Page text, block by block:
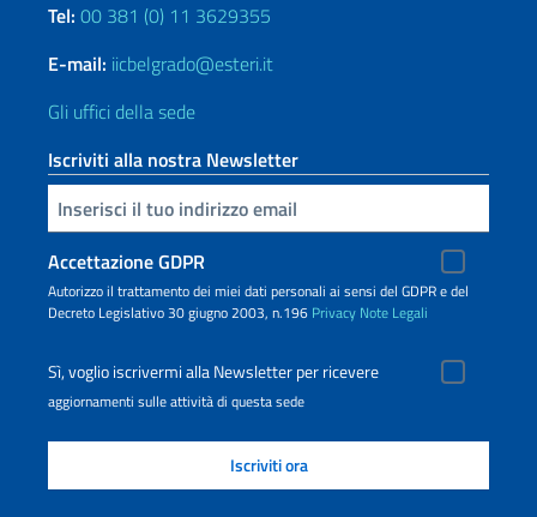
Tel: 00 381 (0) 11 3629355
E-mail: iicbelgrado@esteri.it
Gli uffici della sede
Iscriviti alla nostra Newsletter
Inserisci la tua email
Accettazione GDPR
Autorizzo il trattamento dei miei dati personali ai sensi del GDPR e del
Decreto Legislativo 30 giugno 2003, n.196 Privacy Note Legali
Sì, voglio iscrivermi alla Newsletter per ricevere
aggiornamenti sulle attività di questa sede